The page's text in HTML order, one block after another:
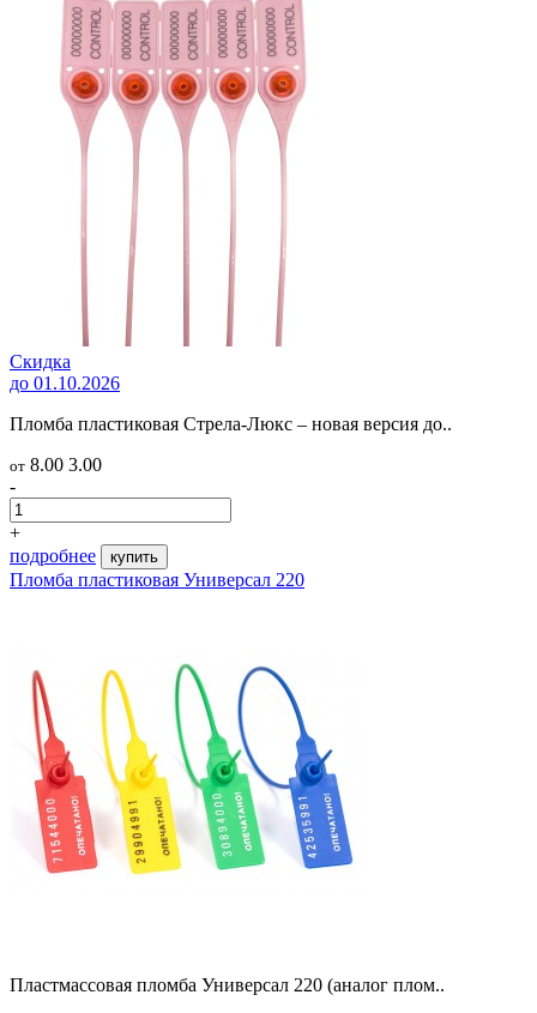
Скидка
до 01.10.2026
Пломба пластиковая Стрела-Люкс – новая версия до..
от 8.00 3.00
-
+
подробнее
купить
Пломба пластиковая Универсал 220
Пластмассовая пломба Универсал 220 (аналог плом..